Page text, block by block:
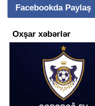
Facebookda Paylaş
Oxşar xəbərlər